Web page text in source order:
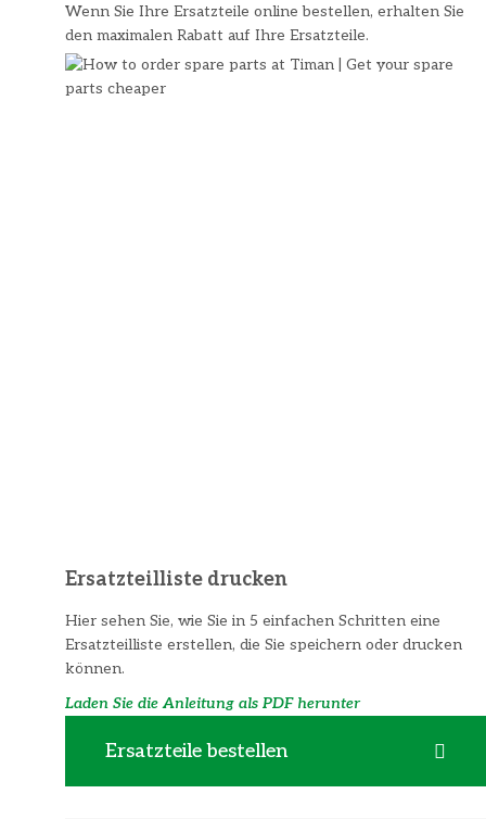
Wenn Sie Ihre Ersatzteile online bestellen, erhalten Sie
den maximalen Rabatt auf Ihre Ersatzteile.
Ersatzteilliste drucken
Hier sehen Sie, wie Sie in 5 einfachen Schritten eine
Ersatzteilliste erstellen, die Sie speichern oder drucken
können.
Laden Sie die Anleitung als PDF herunter
Ersatzteile bestellen